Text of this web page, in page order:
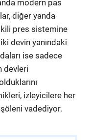
modern pas
diğer yanda
pres sistemine
devin yanındaki
ise sadece
devleri
izleyicilere her
vadediyor.